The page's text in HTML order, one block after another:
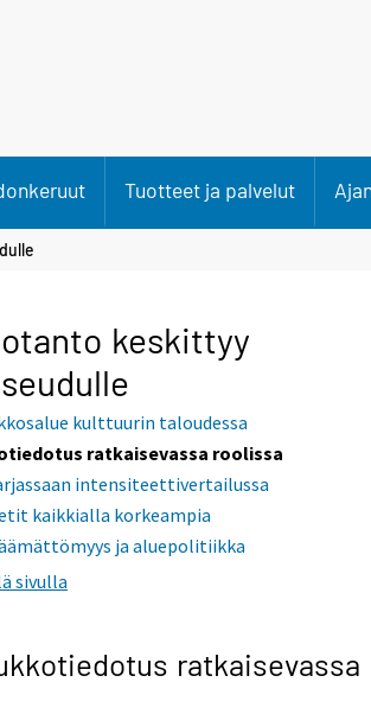
Tuotteet ja palvelut
keskittyy
kulttuurin taloudessa
ratkaisevassa roolissa
intensiteettivertailussa
kaikkialla korkeampia
ja aluepolitiikka
sivulla
ratkaisevassa